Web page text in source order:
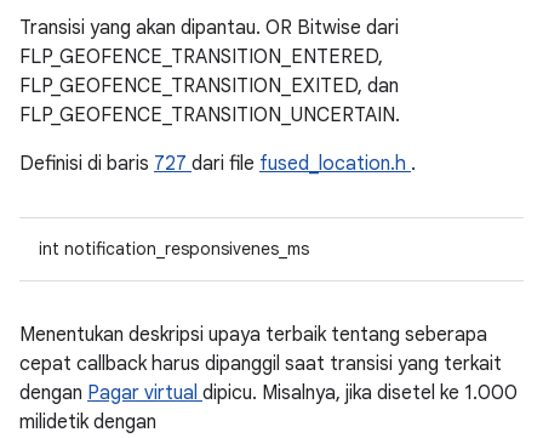
Transisi yang akan dipantau. OR Bitwise dari
FLP_GEOFENCE_TRANSITION_ENTERED,
FLP_GEOFENCE_TRANSITION_EXITED, dan
FLP_GEOFENCE_TRANSITION_UNCERTAIN.
Definisi di baris 727 dari file fused_location.h .
int notification_responsivenes_ms
Menentukan deskripsi upaya terbaik tentang seberapa
cepat callback harus dipanggil saat transisi yang terkait
dengan Pagar virtual dipicu. Misalnya, jika disetel ke 1.000
milidetik dengan